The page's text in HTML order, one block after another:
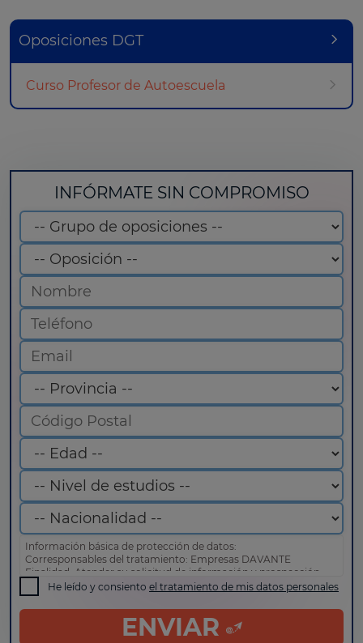
Oposiciones DGT
Curso Profesor de Autoescuela
INFÓRMATE SIN COMPROMISO
Información básica de protección de datos:
Corresponsables del tratamiento: Empresas DAVANTE
Finalidad: Atender su solicitud de información y prospección
comercial
Derechos: Puede acceder, rectificar y suprimir sus datos, así
como otros derechos tal y como se explica en nuestrapolítica
He leído y consiento el tratamiento de mis datos personales
ENVIAR